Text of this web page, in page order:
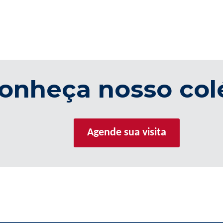
nosso
Agende sua visita